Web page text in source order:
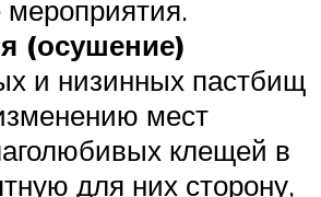
(осушение)
и низинных пастбищ
мест
клещей в
для них сторону,